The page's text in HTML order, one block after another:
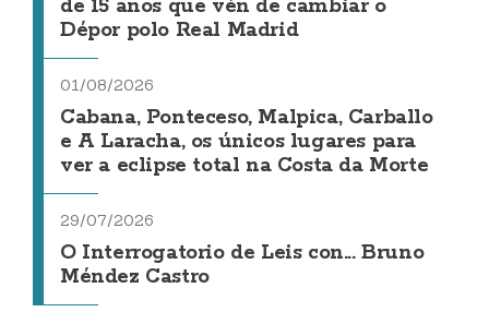
de 15 anos que vén de cambiar o
Dépor polo Real Madrid
01/08/2026
Cabana, Ponteceso, Malpica, Carballo
e A Laracha, os únicos lugares para
ver a eclipse total na Costa da Morte
29/07/2026
O Interrogatorio de Leis con... Bruno
Méndez Castro